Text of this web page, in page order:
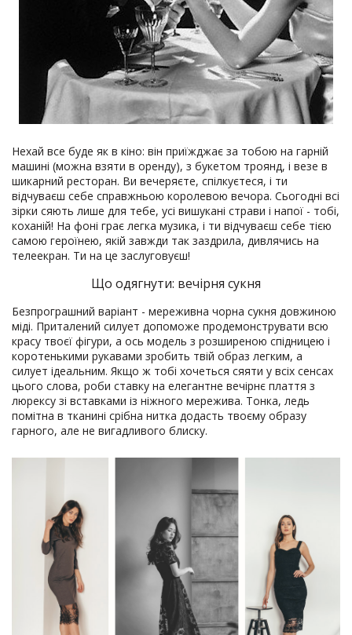
Нехай все буде як в кіно: він приїжджає за тобою на гарній
машині (можна взяти в оренду), з букетом троянд, і везе в
шикарний ресторан. Ви вечеряєте, спілкуєтеся, і ти
відчуваєш себе справжньою королевою вечора. Сьогодні всі
зірки сяють лише для тебе, усі вишукані страви і напої - тобі,
коханій! На фоні грає легка музика, і ти відчуваєш себе тією
самою героїнею, якій завжди так заздрила, дивлячись на
телеекран. Ти на це заслуговуєш!
Що одягнути: вечірня сукня
Безпрограшний варіант - мереживна чорна сукня довжиною
міді. Приталений силует допоможе продемонструвати всю
красу твоєї фігури, а ось модель з розширеною спідницею і
коротенькими рукавами зробить твій образ легким, а
силует ідеальним. Якщо ж тобі хочеться сяяти у всіх сенсах
цього слова, роби ставку на елегантне вечірнє плаття з
люрексу зі вставками із ніжного мережива. Тонка, ледь
помітна в тканині срібна нитка додасть твоєму образу
гарного, але не вигадливого блиску.